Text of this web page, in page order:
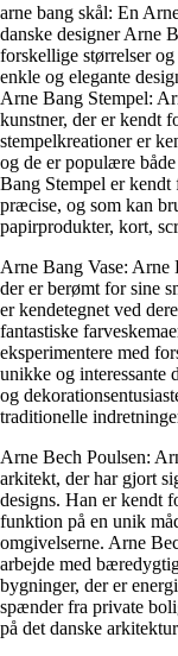
arne bang skål: En
danske designer Arne
forskellige størrelser
enkle og elegante
Arne Bang Stempel:
kunstner, der er kendt
stempelkreationer er
og de er populære
Bang Stempel er kendt
præcise, og som kan
papirprodukter, kort,
Arne Bang Vase: Arne
der er berømt for sine
er kendetegnet ved
fantastiske
eksperimentere med
unikke og interessante
og
traditionelle
Arne Bech Poulsen:
arkitekt, der har gjort
designs. Han er kendt
funktion på en unik
omgivelserne. Arne
arbejde med
bygninger, der er
spænder fra private
på det danske